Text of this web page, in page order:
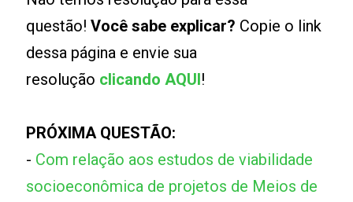
questão!Você sabe explicar? Copie o link
dessa página e envie sua
resolução clicando AQUI!
PRÓXIMA QUESTÃO:
- Com relação aos estudos de viabilidade
socioeconômica de projetos de Meios de